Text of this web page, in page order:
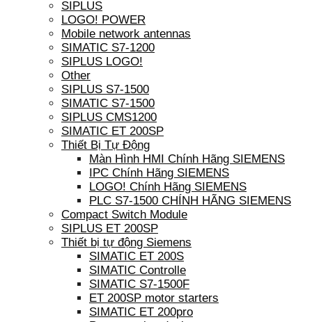
SIPLUS
LOGO! POWER
Mobile network antennas
SIMATIC S7-1200
SIPLUS LOGO!
Other
SIPLUS S7-1500
SIMATIC S7-1500
SIPLUS CMS1200
SIMATIC ET 200SP
Thiết Bị Tự Động
Màn Hình HMI Chính Hãng SIEMENS
IPC Chính Hãng SIEMENS
LOGO! Chính Hãng SIEMENS
PLC S7-1500 CHÍNH HÃNG SIEMENS
Compact Switch Module
SIPLUS ET 200SP
Thiết bị tự động Siemens
SIMATIC ET 200S
SIMATIC Controlle
SIMATIC S7-1500F
ET 200SP motor starters
SIMATIC ET 200pro